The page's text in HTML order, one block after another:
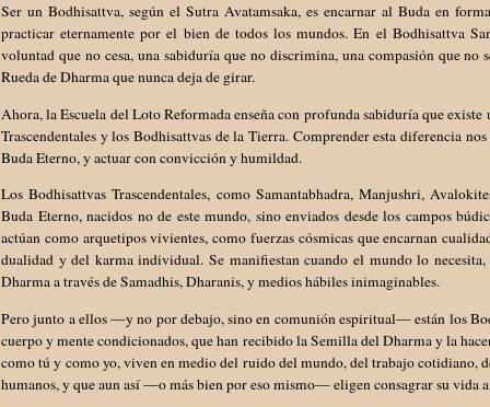
Ser un Bodhisattva, según el Sutra Avatamsaka, es encarnar al Buda en
practicar eternamente por el bien de todos los mundos. En el Bodhisattva
voluntad que no cesa, una sabiduría que no discrimina, una compasión que
Rueda de Dharma que nunca deja de girar.
Ahora, la Escuela del Loto Reformada enseña con profunda sabiduría que
Trascendentales y los Bodhisattvas de la Tierra. Comprender esta diferencia
Buda Eterno, y actuar con convicción y humildad.
Los Bodhisattvas Trascendentales, como Samantabhadra, Manjushri,
Buda Eterno, nacidos no de este mundo, sino enviados desde los campos
actúan como arquetipos vivientes, como fuerzas cósmicas que encarnan
dualidad y del karma individual. Se manifiestan cuando el mundo lo
Dharma a través de Samadhis, Dharanis, y medios hábiles inimaginables.
Pero junto a ellos —y no por debajo, sino en comunión espiritual— están los
cuerpo y mente condicionados, que han recibido la Semilla del Dharma y la
como tú y como yo, viven en medio del ruido del mundo, del trabajo cotidiano,
humanos, y que aun así —o más bien por eso mismo— eligen consagrar su vida